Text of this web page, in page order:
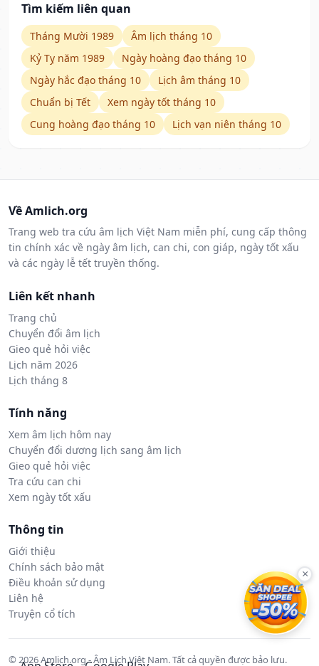
Tìm kiếm liên quan
Tháng Mười 1989
Âm lịch tháng 10
Kỷ Tỵ năm 1989
Ngày hoàng đạo tháng 10
Ngày hắc đạo tháng 10
Lịch âm tháng 10
Chuẩn bị Tết
Xem ngày tốt tháng 10
Cung hoàng đạo tháng 10
Lịch vạn niên tháng 10
Về Amlich.org
Trang web tra cứu âm lịch Việt Nam miễn phí, cung cấp thông
tin chính xác về ngày âm lịch, can chi, con giáp, ngày tốt xấu
và các ngày lễ tết truyền thống.
Liên kết nhanh
Trang chủ
Chuyển đổi âm lịch
Gieo quẻ hỏi việc
Lịch năm 2026
Lịch tháng 8
Tính năng
Xem âm lịch hôm nay
Chuyển đổi dương lịch sang âm lịch
Gieo quẻ hỏi việc
Tra cứu can chi
Xem ngày tốt xấu
Thông tin
Giới thiệu
Chính sách bảo mật
Điều khoản sử dụng
Liên hệ
Truyện cổ tích
© 2026 Amlich.org - Âm Lịch Việt Nam. Tất cả quyền được bảo lưu.
×